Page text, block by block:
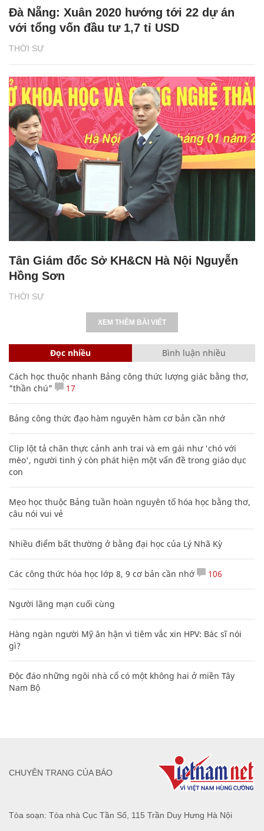
THỜI SỰ
Đà Nẵng: Xuân 2020 hướng tới 22 dự án
với tổng vốn đầu tư 1,7 tỉ USD
THỜI SỰ
Tân Giám đốc Sở KH&CN Hà Nội Nguyễn
Hồng Sơn
XEM THÊM BÀI VIẾT
Đọc nhiều Bình luận nhiều
Cách học thuộc nhanh Bảng công thức lượng giác bằng thơ,
"thần chú"
17
Bảng công thức đạo hàm nguyên hàm cơ bản cần nhớ
Clip lột tả chân thực cảnh anh trai và em gái như 'chó với
mèo', người tinh ý còn phát hiện một vấn đề trong giáo dục
con
Mẹo học thuộc Bảng tuần hoàn nguyên tố hóa học bằng thơ,
câu nói vui vẻ
Nhiều điểm bất thường ở bằng đại học của Lý Nhã Kỳ
Các công thức hóa học lớp 8, 9 cơ bản cần nhớ 106
Người lãng mạn cuối cùng
Hàng ngàn người Mỹ ân hận vì tiêm vắc xin HPV: Bác sĩ nói
gì?
Độc đáo những ngôi nhà cổ có một không hai ở miền Tây
Nam Bộ
Tòa soạn: Tòa nhà Cục Tần Số, 115 Trần Duy Hưng Hà Nội
CHUYÊN TRANG CỦA BÁO